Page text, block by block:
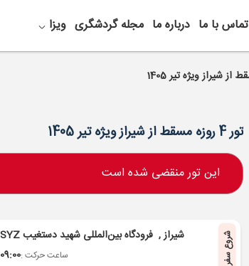
تماس با ما درباره ما مجله گردشگری ویزا
تور 4 روزه مسقط از شیراز ویژه تیر 1405
این تور منقضی شده است
شروع سفر شیراز , فرودگاه بین‌المللی شهید دستغیب SYZ
ساعت حرکت :09:00